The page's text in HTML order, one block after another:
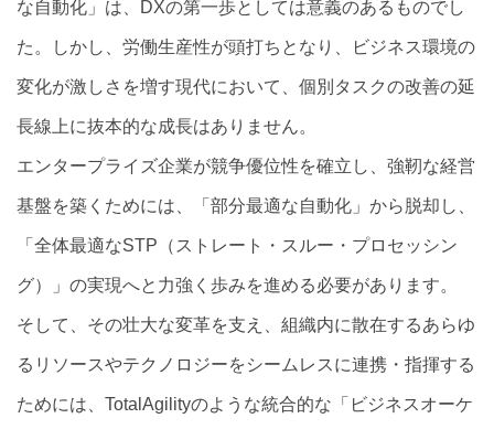
な自動化」は、DXの第一歩としては意義のあるものでし
た。しかし、労働生産性が頭打ちとなり、ビジネス環境の
変化が激しさを増す現代において、個別タスクの改善の延
長線上に抜本的な成長はありません。
エンタープライズ企業が競争優位性を確立し、強靭な経営
基盤を築くためには、「部分最適な自動化」から脱却し、
「全体最適なSTP（ストレート・スルー・プロセッシン
グ）」の実現へと力強く歩みを進める必要があります。
そして、その壮大な変革を支え、組織内に散在するあらゆ
るリソースやテクノロジーをシームレスに連携・指揮する
ためには、TotalAgilityのような統合的な「ビジネスオーケ